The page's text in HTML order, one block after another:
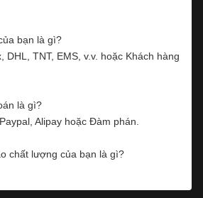
bạn là gì?
DHL, TNT, EMS, v.v. hoặc Khách hàng
là gì?
Alipay hoặc Đàm phán.
chất lượng của bạn là gì?